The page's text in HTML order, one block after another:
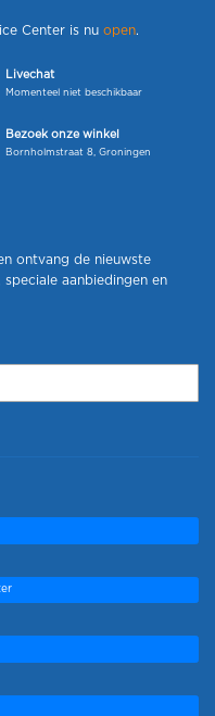
Center is nu open.
Livechat
Momenteel niet beschikbaar
Bezoek onze winkel
Bornholmstraat 8, Groningen
ontvang de nieuwste
aanbiedingen en